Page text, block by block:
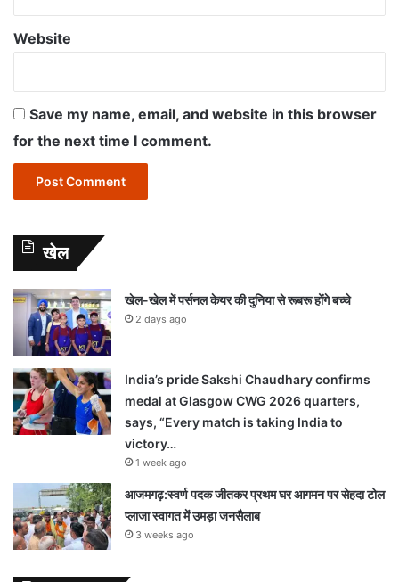
Website
Save my name, email, and website in this browser
for the next time I comment.
खेल
खेल-खेल में पर्सनल केयर की दुनिया से रूबरू होंगे बच्चे
2 days ago
India’s pride Sakshi Chaudhary confirms
medal at Glasgow CWG 2026 quarters,
says, “Every match is taking India to
victory…
1 week ago
आजमगढ़:स्वर्ण पदक जीतकर प्रथम घर आगमन पर सेहदा टोल
प्लाजा स्वागत में उमड़ा जनसैलाब
3 weeks ago